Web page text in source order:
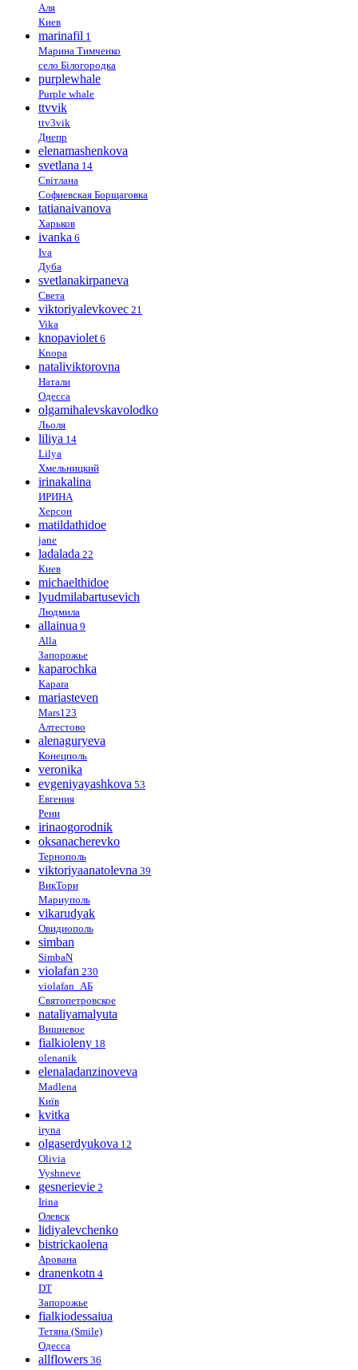
Аля
Киев
marinafil 1
Марина Тимченко
село Білогородка
purplewhale
Purple whale
ttvvik
ttv3vik
Днепр
elenamashenkova
svetlana 14
Світлана
Софиевская Борщаговка
tatianaivanova
Харьков
ivanka 6
Iva
Дуба
svetlanakirpaneva
Света
viktoriyalevkovec 21
Vika
knopaviolet 6
Knopa
nataliviktorovna
Натали
Одесса
olgamihalevskavolodko
Льоля
liliya 14
Lilya
Хмельницкий
irinakalina
ИРИНА
Херсон
matildathidoe
jane
ladalada 22
Киев
michaelthidoe
lyudmilabartusevich
Людмила
allainua 9
Alla
Запорожье
kaparochka
Kapara
mariasteven
Mars123
Алтестово
alenaguryeva
Конецполь
veronika
evgeniyayashkova 53
Евгения
Рени
irinaogorodnik
oksanacherevko
Тернополь
viktoriyaanatolevna 39
ВикТори
Мариуполь
vikarudyak
Овидиополь
simban
SimbaN
violafan 230
violafan_АБ
Святопетровское
nataliyamalyuta
Вишневое
fialkioleny 18
olenanik
elenaladanzinoveva
Madlena
Київ
kvitka
iryna
olgaserdyukova 12
Olivia
Vyshneve
gesnerievie 2
Irina
Олевск
lidiyalevchenko
bistrickaolena
Арована
dranenkotn 4
DT
Запорожье
fialkiodessaiua
Тетяна (Smile)
Одесса
allflowers 36